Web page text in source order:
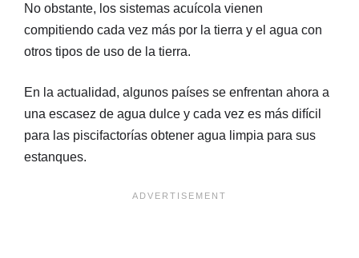
No obstante, los sistemas acuícola vienen
compitiendo cada vez más por la tierra y el agua con
otros tipos de uso de la tierra.
En la actualidad, algunos países se enfrentan ahora a
una escasez de agua dulce y cada vez es más difícil
para las piscifactorías obtener agua limpia para sus
estanques.